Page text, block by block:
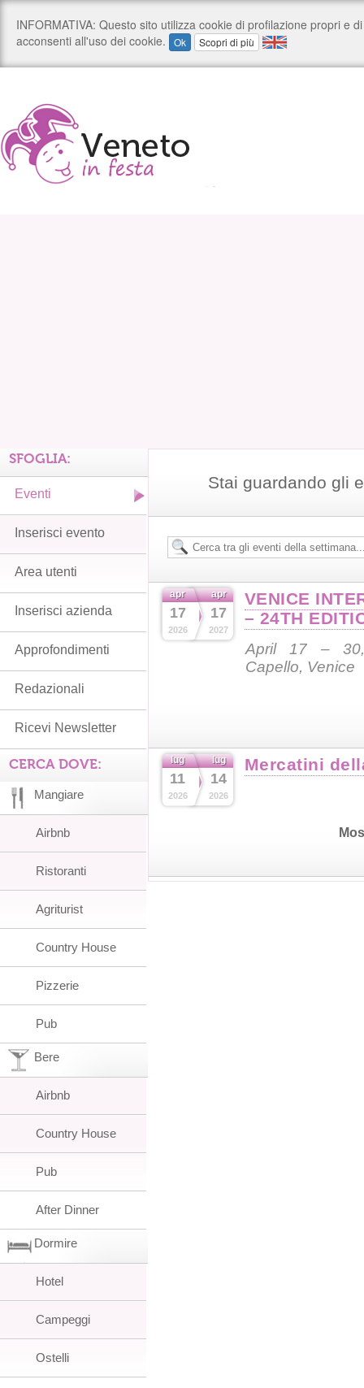
Stai guardando gli
apr
17
2026
apr
17
2027
VENICE
– 24TH
April 17 – 30,
Capello, Venice
lug
11
2026
lug
14
2026
Mercatini
SFOGLIA:
Eventi
Inserisci evento
Area utenti
Inserisci azienda
Approfondimenti
Redazionali
Ricevi Newsletter
CERCA DOVE:
Mangiare
Airbnb
Ristoranti
Agriturist
Country House
Pizzerie
Pub
Bere
Airbnb
Country House
Pub
After Dinner
Dormire
Hotel
Campeggi
Ostelli